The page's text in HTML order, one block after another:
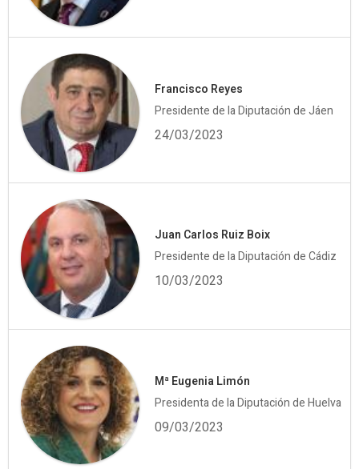
Francisco Reyes
Presidente de la Diputación de Jáen
24/03/2023
Juan Carlos Ruiz Boix
Presidente de la Diputación de Cádiz
10/03/2023
Mª Eugenia Limón
Presidenta de la Diputación de Huelva
09/03/2023